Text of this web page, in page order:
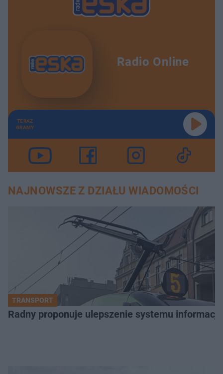
Radio Online
TERAZ
GRAMY
NAJNOWSZE Z DZIAŁU WIADOMOŚCI
TRANSPORT
Radny proponuje ulepszenie systemu